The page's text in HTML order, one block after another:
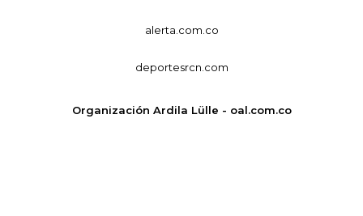
alerta.com.co
deportesrcn.com
Organización Ardila Lülle - oal.com.co